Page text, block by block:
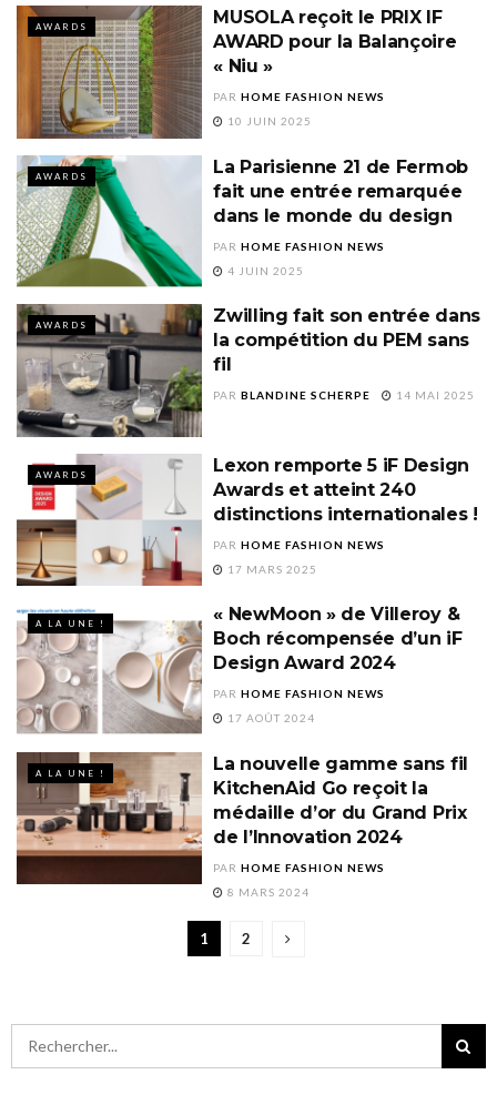
AWARDS
MUSOLA reçoit le PRIX IF
AWARD pour la Balançoire
« Niu »
PAR HOME FASHION NEWS
10 JUIN 2025
AWARDS
La Parisienne 21 de Fermob
fait une entrée remarquée
dans le monde du design
PAR HOME FASHION NEWS
4 JUIN 2025
AWARDS
Zwilling fait son entrée dans
la compétition du PEM sans
fil
PAR BLANDINE SCHERPE 14 MAI 2025
AWARDS
Lexon remporte 5 iF Design
Awards et atteint 240
distinctions internationales !
PAR HOME FASHION NEWS
17 MARS 2025
A LA UNE !
« NewMoon » de Villeroy &
Boch récompensée d’un iF
Design Award 2024
PAR HOME FASHION NEWS
17 AOÛT 2024
A LA UNE !
La nouvelle gamme sans fil
KitchenAid Go reçoit la
médaille d’or du Grand Prix
de l’Innovation 2024
PAR HOME FASHION NEWS
8 MARS 2024
1 2